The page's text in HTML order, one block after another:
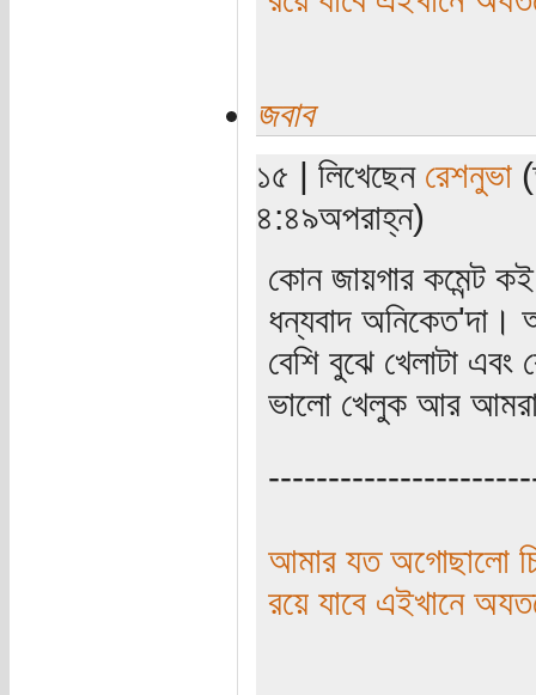
জবাব
১৫ | লিখেছেন রেশনুভা
৪:৪৯অপরাহ্ন)
কোন জায়গার কমেন্ট
ধন্যবাদ অনিকেত'দা।
বেশি বুঝে খেলাটা
ভালো খেলুক আর আমরা
আমার যত অগোছালো
রয়ে যাবে এইখানে